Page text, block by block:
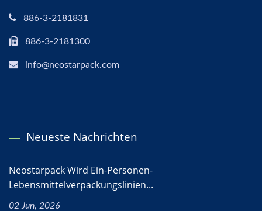
886-3-2181831
886-3-2181300
info@neostarpack.com
Neueste Nachrichten
Neostarpack Wird Ein-Personen-
Lebensmittelverpackungslinien...
02 Jun, 2026